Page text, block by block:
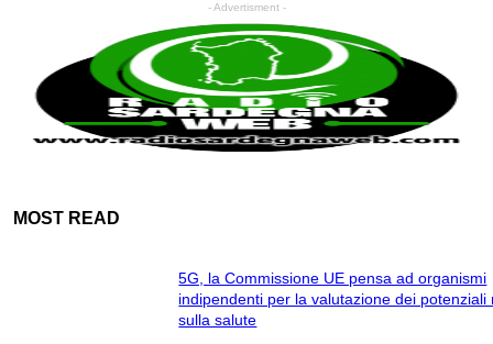
- Advertisment -
MOST READ
5G, la Commissione UE pensa ad organismi
indipendenti per la valutazione dei potenziali
sulla salute